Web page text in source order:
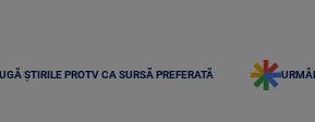
ȘTIRILE PROTV CA SURSĂ PREFERATĂ